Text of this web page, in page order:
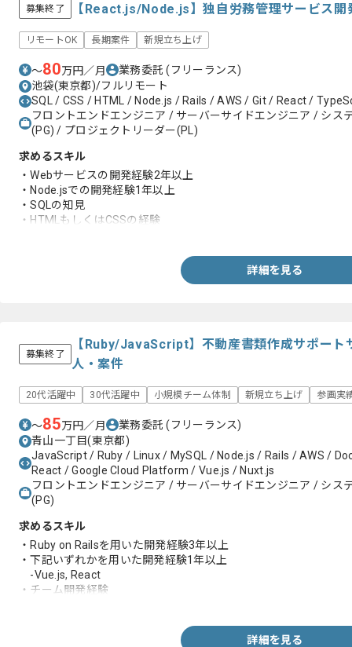
募集終了 【React.js/Node.js】独自労務管理サービス
リモートOK 長期案件 新規立ち上げ
〜80万円／月 業務委託(フリーランス)
池袋(東京都)/フルリモート
SQL / CSS / HTML / Node.js / Rails / AWS / Git / React /
フロントエンドエンジニア / サーバーサイドエンジニア / シス
(PG) / プロジェクトリーダー(PL)
求めるスキル
・Webサービスの開発経験2年以上
・Node.jsでの開発経験1年以上
・SQLの知見
・HTMLもしくはCSSの経験
詳細を見る
募集終了
【Ruby/JavaScript】不動産書類作成サポート
人・案件
20代活躍中 30代活躍中 小規模チーム体制 新規立ち上げ 参画実
〜85万円／月 業務委託(フリーランス)
青山一丁目(東京都)
JavaScript / Ruby / Linux / MySQL / Node.js / Rails / AWS /
React / Google Cloud Platform / Vue.js / Nuxt.js
フロントエンドエンジニア / サーバーサイドエンジニア / シス
(PG)
求めるスキル
・Ruby on Railsを用いた開発経験3年以上
・下記いずれかを用いた開発経験1年以上
-Vue.js, React
・チーム開発経験
詳細を見る